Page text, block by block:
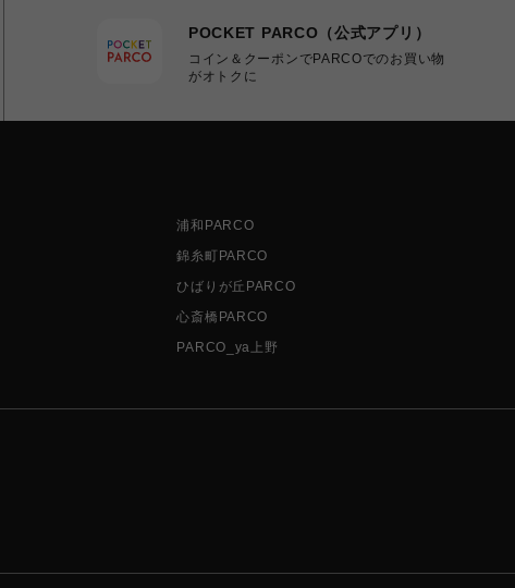
POCKET PARCO（公式アプリ）
コイン＆クーポンでPARCOでのお買い物
がオトクに
浦和PARCO
錦糸町PARCO
ひばりが丘PARCO
心斎橋PARCO
PARCO_ya上野